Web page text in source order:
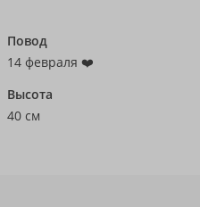
Повод
14 февраля ❤️
Высота
40 см